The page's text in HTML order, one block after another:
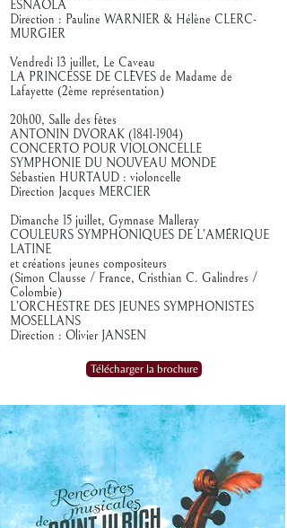
ESNAOLA
Direction : Pauline WARNIER & Hélène CLERC-
MURGIER
Vendredi 13 juillet, Le Caveau
LA PRINCESSE DE CLÈVES de Madame de
Lafayette (2ème représentation)
20h00, Salle des fêtes
ANTONIN DVORAK (1841-1904)
CONCERTO POUR VIOLONCELLE
SYMPHONIE DU NOUVEAU MONDE
Sébastien HURTAUD : violoncelle
Direction Jacques MERCIER
Dimanche 15 juillet, Gymnase Malleray
COULEURS SYMPHONIQUES DE L’AMÉRIQUE
LATINE
et créations jeunes compositeurs
(Simon Clausse / France, Cristhian C. Galindres /
Colombie)
L’ORCHESTRE DES JEUNES SYMPHONISTES
MOSELLANS
Direction : Olivier JANSEN
Télécharger la brochure